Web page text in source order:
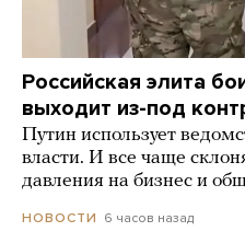
Российская элита
выходит из-под
Путин использует
власти. И все чаще
давления на бизнес и
НОВОСТИ 6 часов назад